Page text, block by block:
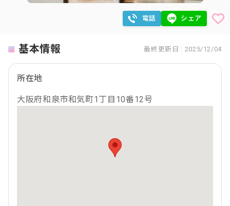
電話 シェア
基本情報 最終更新日 : 2025/12/04
所在地
大阪府和泉市和気町1丁目10番12号